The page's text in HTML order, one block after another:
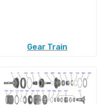
Gear Train